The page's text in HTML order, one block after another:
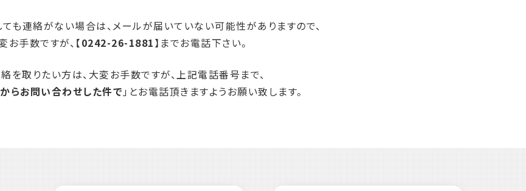
も連絡がない場合は、メールが届いていない可能性がありますので、
お手数ですが、【0242-26-1881】までお電話下さい。
を取りたい方は、大変お手数ですが、上記電話番号まで、
らお問い合わせした件で 」とお電話頂きますようお願い致します。